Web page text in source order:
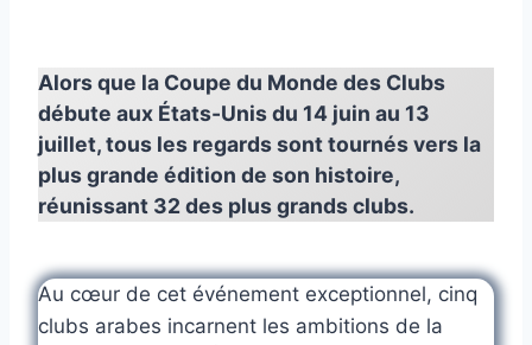
Alors que la Coupe du Monde des Clubs
débute aux États-Unis du 14 juin au 13
juillet, tous les regards sont tournés vers la
plus grande édition de son histoire,
réunissant 32 des plus grands clubs.
Au cœur de cet événement exceptionnel, cinq
clubs arabes incarnent les ambitions de la